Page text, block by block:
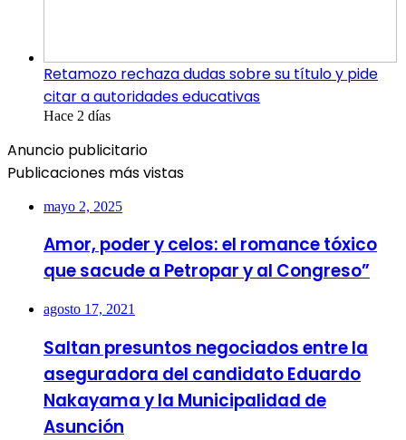
Retamozo rechaza dudas sobre su título y pide
citar a autoridades educativas
Hace 2 días
Anuncio publicitario
Publicaciones más vistas
mayo 2, 2025
Amor, poder y celos: el romance tóxico
que sacude a Petropar y al Congreso”
agosto 17, 2021
Saltan presuntos negociados entre la
aseguradora del candidato Eduardo
Nakayama y la Municipalidad de
Asunción